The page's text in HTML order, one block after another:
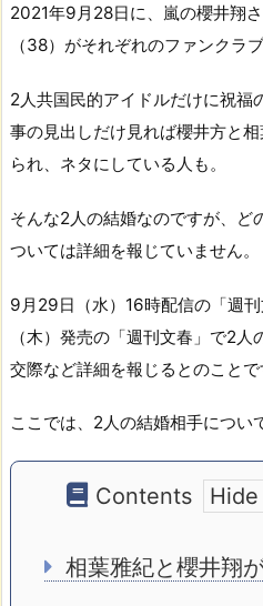
2021年9月28日に、嵐の櫻井翔
（38）がそれぞれのファンクラ
2人共国民的アイドルだけに祝福
事の見出しだけ見れば櫻井方と
られ、ネタにしている人も。
そんな2人の結婚なのですが、ど
ついては詳細を報じていません。
9月29日（水）16時配信の「週
（木）発売の「週刊文春」で2
交際など詳細を報じるとのことで
ここでは、2人の結婚相手につい
Contents
相葉雅紀と櫻井翔